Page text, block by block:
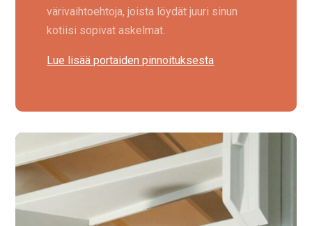
värivaihtoehtoja, joista löydät juuri sinun
kotiisi sopivat askelmat.
Lue lisää portaiden pinnoituksesta